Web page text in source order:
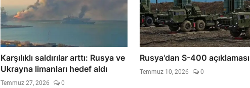
Karşılıklı saldırılar arttı: Rusya ve
Ukrayna limanları hedef aldı
Temmuz 27, 2026 0
Rusya'dan S-400 açıklaması
Temmuz 10, 2026 0